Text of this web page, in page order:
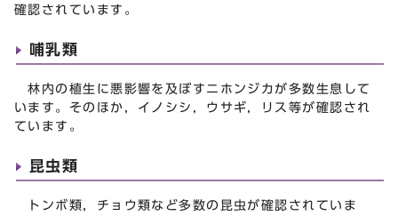
確認されています。
哺乳類
林内の植生に悪影響を及ぼすニホンジカが多数生息して
います。そのほか，イノシシ，ウサギ，リス等が確認され
ています。
昆虫類
トンボ類，チョウ類など多数の昆虫が確認されていま